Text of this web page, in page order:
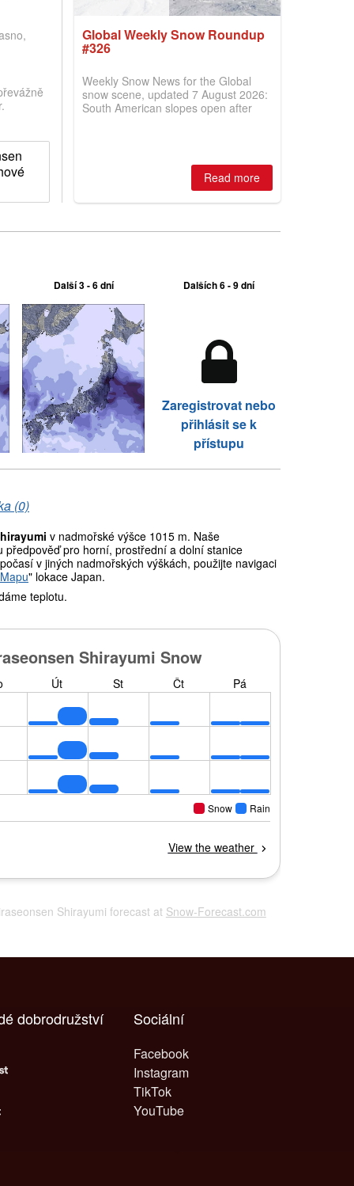
Global Weekly Snow Roundup
#326
Weekly Snow News for the Global
snow scene, updated 7 August 2026:
South American slopes open after
2026, northern hemisphere down to
two outdoor areas still open.Read more
Další 3 - 6 dní Dalších 6 - 9 dní
Zaregistrovat nebo
přihlásit se k
přístupu
(0)
v nadmořské výšce 1015 m. Naše
pro horní, prostřední a dolní stanice
v jiných nadmořských výškách, použijte navigaci
" lokace Japan.
teplotu.
Shirayumi forecast at Snow-Forecast.com
Sociální
Facebook
Instagram
TikTok
YouTube
dobrodružství